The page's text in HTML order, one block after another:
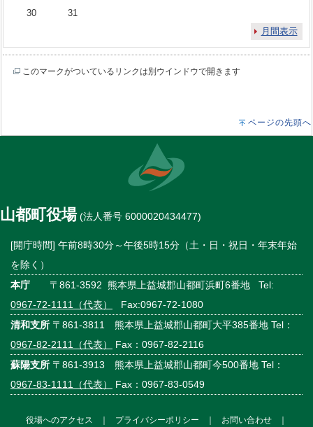
30
31
月間表示
このマークがついているリンクは別ウインドウで開きます
ページの先頭へ
山都町役場(法人番号 6000020434477)
[開庁時間] 午前8時30分～午後5時15分（土・日・祝日・年末年始
を除く）
本庁 〒861-3592 熊本県上益城郡山都町浜町6番地 Tel:
0967-72-1111（代表）
Fax:0967-72-1080
清和支所 〒861-3811 熊本県上益城郡山都町大平385番地 Tel：
0967-82-2111（代表）
Fax：0967-82-2116
蘇陽支所 〒861-3913 熊本県上益城郡山都町今500番地 Tel：
0967-83-1111（代表）
Fax：0967-83-0549
役場へのアクセス ｜ プライバシーポリシー ｜ お問い合わせ ｜